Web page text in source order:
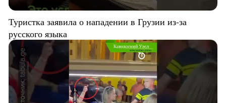
Туристка заявила о нападении в Грузии из-за
русского языка